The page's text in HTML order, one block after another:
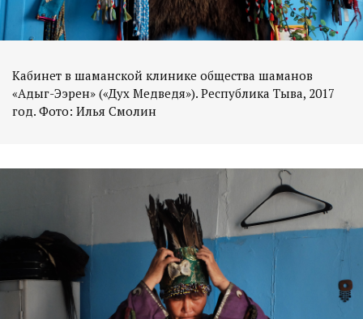
Кабинет в шаманской клинике общества шаманов
«Адыг-Ээрен» («Дух Медведя»). Республика Тыва, 2017
год. Фото: Илья Смолин